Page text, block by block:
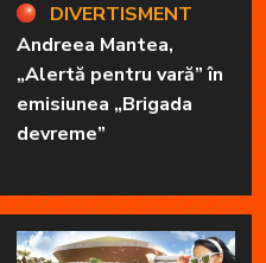
DIVERTISMENT
Andreea Mantea,
„Alertă pentru vară” în
emisiunea „Brigada
devreme”